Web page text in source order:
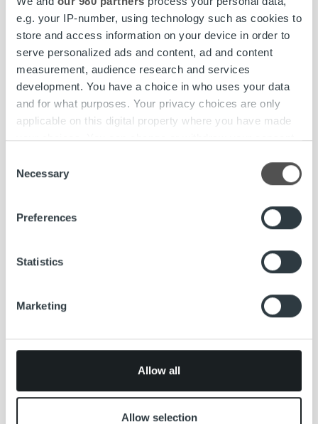
e.g. your IP-number, using technology such as cookies to
store and access information on your device in order to
serve personalized ads and content, ad and content
measurement, audience research and services
development. You have a choice in who uses your data
and for what purposes. Your privacy choices are only
applicable on this digital property where you have made
your choices. You can change or withdraw your consent
the Privacy trigger icon.
Find out more about how your personal data is processed
and set your preferences in the
We use cookies to personalise content and ads, to
provide social media features and to analyse our traffic.
our social media, advertising and analytics partners who
provided to them or that they’ve collected from your use
Selection
Necessary
Preferences
Statistics
Marketing
Allow all
Allow selection
Ajankohtaista
Rendel ensi-illassa perjantaina – Ropo